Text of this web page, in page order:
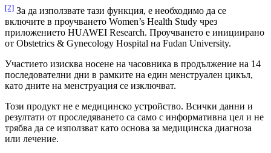
[2] За да използвате тази функция, е необходимо да се
включите в проучването Women’s Health Study чрез
приложението HUAWEI Research. Проучването е инициирано
от Obstetrics & Gynecology Hospital на Fudan University.
Участието изисква носене на часовника в продължение на 14
последователни дни в рамките на един менструален цикъл,
като дните на менструация се изключват.
Този продукт не е медицинско устройство. Всички данни и
резултати от проследяването са само с информативна цел и не
трябва да се използват като основа за медицинска диагноза
или лечение.